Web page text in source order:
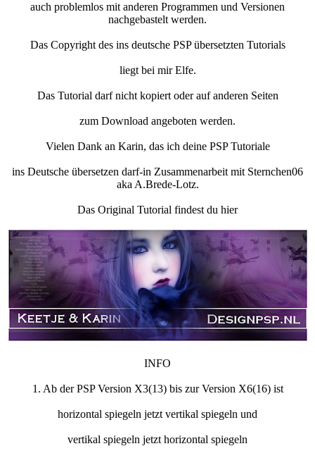
auch problemlos mit anderen Programmen und Versionen
nachgebastelt werden.
Das Copyright des ins deutsche PSP übersetzten Tutorials
liegt bei mir Elfe.
Das Tutorial darf nicht kopiert oder auf anderen Seiten
zum Download angeboten werden.
Vielen Dank an Karin, das ich deine PSP Tutoriale
ins Deutsche übersetzen darf-in Zusammenarbeit mit Sternchen06
aka A.Brede-Lotz.
Das Original Tutorial findest du hier
INFO
1. Ab der PSP Version X3(13) bis zur Version X6(16) ist
horizontal spiegeln jetzt vertikal spiegeln und
vertikal spiegeln jetzt horizontal spiegeln